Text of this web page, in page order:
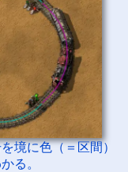
境に色（＝区間）
る。